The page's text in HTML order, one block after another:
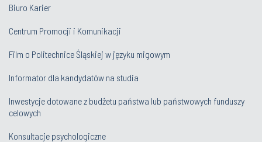
Biuro Karier
Centrum Promocji i Komunikacji
Film o Politechnice Śląskiej w języku migowym
Informator dla kandydatów na studia
Inwestycje dotowane z budżetu państwa lub państwowych funduszy
celowych
Konsultacje psychologiczne